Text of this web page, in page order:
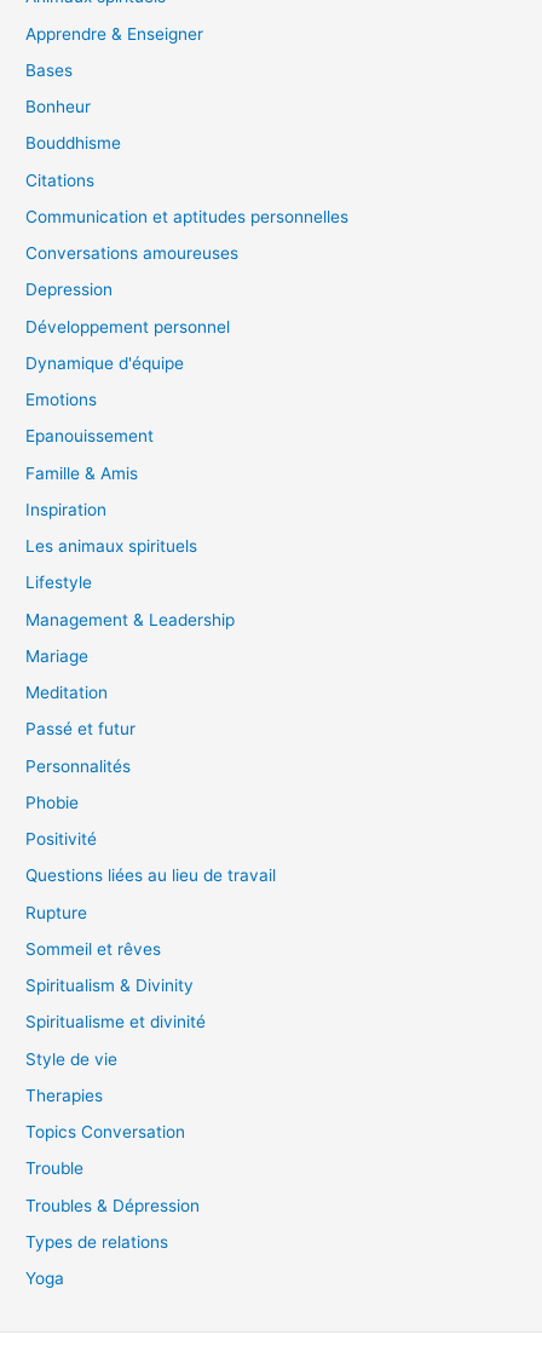
Apprendre & Enseigner
Bases
Bonheur
Bouddhisme
Citations
Communication et aptitudes personnelles
Conversations amoureuses
Depression
Développement personnel
Dynamique d'équipe
Emotions
Epanouissement
Famille & Amis
Inspiration
Les animaux spirituels
Lifestyle
Management & Leadership
Mariage
Meditation
Passé et futur
Personnalités
Phobie
Positivité
Questions liées au lieu de travail
Rupture
Sommeil et rêves
Spiritualism & Divinity
Spiritualisme et divinité
Style de vie
Therapies
Topics Conversation
Trouble
Troubles & Dépression
Types de relations
Yoga